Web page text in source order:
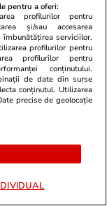
06:32
pentru a oferi:
profilurilor pentru
și/sau accesarea
serviciilor.
profilurilor pentru
profilurilor pentru
conținutului.
de date din surse
conținutul. Utilizarea
precise de geolocație